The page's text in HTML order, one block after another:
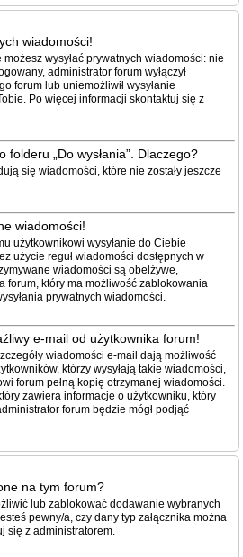
wiadomości!
wysyłać prywatnych wiadomości: nie
administrator forum wyłączył
forum lub uniemożliwił wysyłanie
Po więcej informacji skontaktuj się z
„Do wysłania”. Dlaczego?
się wiadomości, które nie zostały jeszcze
wiadomości!
użytkownikowi wysyłanie do Ciebie
użycie reguł wiadomości dostępnych w
wiadomości są obelżywe,
forum, który ma możliwość zablokowania
prywatnych wiadomości.
e-mail od użytkownika forum!
wiadomości e-mail dają możliwość
którzy wysyłają takie wiadomości,
forum pełną kopię otrzymanej wiadomości.
zawiera informacje o użytkowniku, który
forum będzie mógł podjąć
na tym forum?
lub zablokować dodawanie wybranych
pewny/a, czy dany typ załącznika można
się z administratorem.